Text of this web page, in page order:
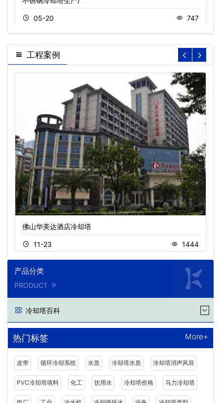
05-20 747
工程案例
佛山华美达酒店冷却塔
11-23 1444
产品分类
PRODUCT
冷却塔百科
热门标签 More+
皮带 循环冷却系统 水质 冷却塔水质 冷却塔消声风筒
PVC冷却塔填料 化工 饮用水 冷却塔价格 马力冷却塔